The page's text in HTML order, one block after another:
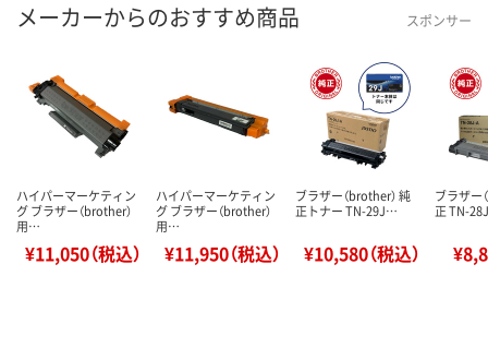
メーカーからのおすすめ商品 スポンサー
ハイパーマーケティン
グ ブラザー（brother）
用…
¥11,050（税込）
ハイパーマーケティン
グ ブラザー（brother）
用…
¥11,950（税込）
ブラザー（brother） 純
正トナー TN-29J…
¥10,580（税込）
ブラザー
正 TN-